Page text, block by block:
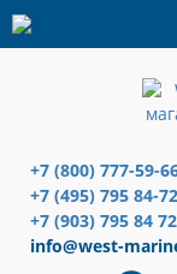
+7 (800) 777-59-
+7 (495) 795 84-72
+7 (903) 795 84 72
info@west-